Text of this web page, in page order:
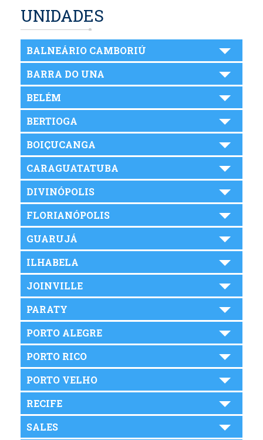
UNIDADES
BALNEÁRIO CAMBORIÚ
BARRA DO UNA
BELÉM
BERTIOGA
BOIÇUCANGA
CARAGUATATUBA
DIVINÓPOLIS
FLORIANÓPOLIS
GUARUJÁ
ILHABELA
JOINVILLE
PARATY
PORTO ALEGRE
PORTO RICO
PORTO VELHO
RECIFE
SALES